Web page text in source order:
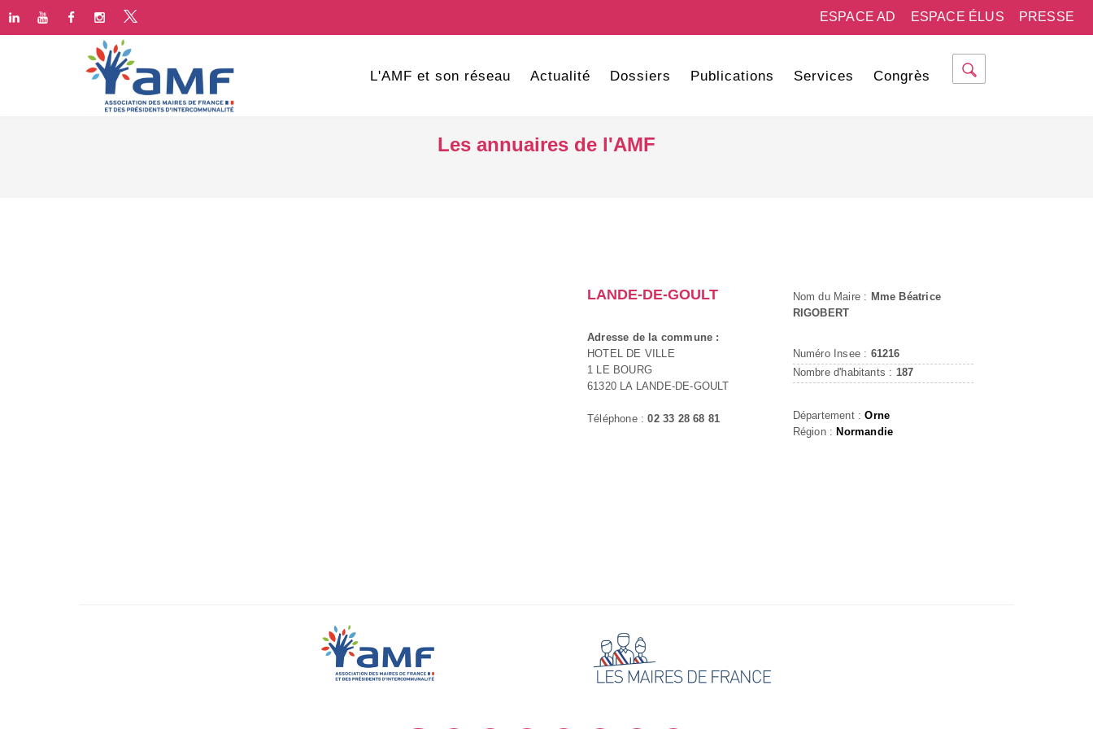
PRESSE
ESPACE ÉLUS
ESPACE AD
L'AMF et son réseau Actualité Dossiers Publications Services Congrès
Les annuaires de l'AMF
LANDE-DE-GOULT
Adresse de la commune :
HOTEL DE VILLE
1 LE BOURG
61320 LA LANDE-DE-GOULT
Téléphone :02 33 28 68 81
Nom du Maire : Mme Béatrice
RIGOBERT
Numéro Insee : 61216
Nombre d'habitants : 187
Département :Orne
Région : Normandie